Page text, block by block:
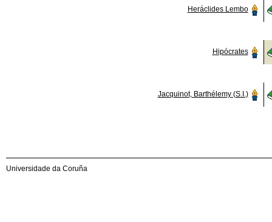
Heráclides Lembo
Hipócrates
Jacquinot, Barthélemy (S.I.)
Universidade da Coruña